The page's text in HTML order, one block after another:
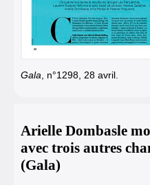
Gala , n°1298, 28 avril.
Arielle Dombasle
avec trois autres
(Gala)